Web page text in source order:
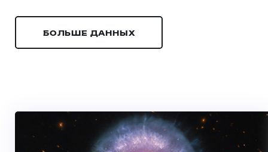
БОЛЬШЕ ДАННЫХ